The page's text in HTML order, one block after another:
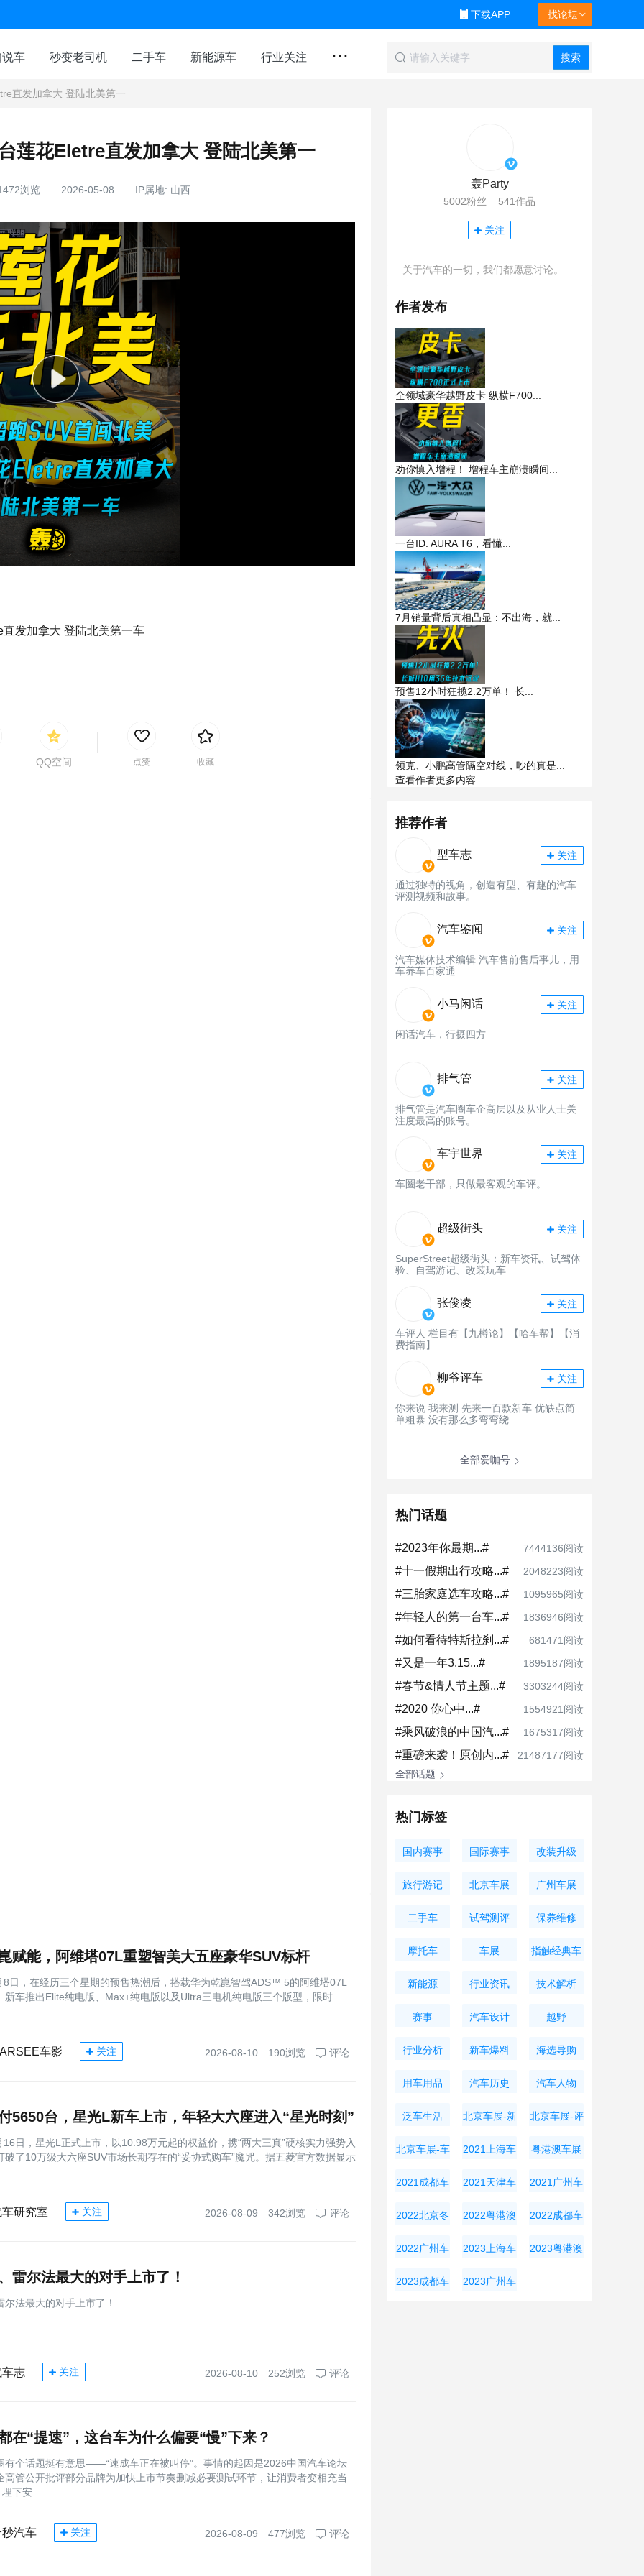
找论坛
下载APP
车 秒变老司机 二手车 新能源车 行业关注 ... 搜索
直发加拿大 登陆北美第一
莲花Eletre直发加拿大 登陆北美第一
浏览 2026-05-08 IP属地: 山西
发加拿大 登陆北美第一车
QQ空间 点赞 收藏
赋能，阿维塔07L重塑智美大五座豪华SUV标杆
8日，在经历三个星期的预售热潮后，搭载华为乾崑智驾ADS™ 5的阿维塔07L
新车推出Elite纯电版、Max+纯电版以及Ultra三电机纯电版三个版型，限时
车影 关注 2026-08-10 190浏览 评论
5650台，星光L新车上市，年轻大六座进入“星光时刻”
日，星光L正式上市，以10.98万元起的权益价，携“两大三真”硬核实力强势入
破了10万级大六座SUV市场长期存在的“妥协式购车”魔咒。据五菱官方数据显示
车研究室 关注 2026-08-09 342浏览 评论
雷尔法最大的对手上市了！
尔法最大的对手上市了！
车志 关注 2026-08-10 252浏览 评论
在“提速”，这台车为什么偏要“慢”下来？
有个话题挺有意思——“速成车正在被叫停”。事情的起因是2026中国汽车论坛
高管公开批评部分品牌为加快上市节奏删减必要测试环节，让消费者变相充当
埋下安
秒汽车 关注 2026-08-09 477浏览 评论
轰Party
5002粉丝 541作品
关注
关于汽车的一切，我们都愿意讨论。
作者发布
全领域豪华越野皮卡 纵横F700...
劝你慎入增程！ 增程车主崩溃瞬间...
一台ID. AURA T6，看懂...
7月销量背后真相凸显：不出海，就...
预售12小时狂揽2.2万单！ 长...
领克、小鹏高管隔空对线，吵的真是...
查看作者更多内容
推荐作者
型车志 关注
通过独特的视角，创造有型、有趣的汽车
评测视频和故事。
汽车鉴闻 关注
汽车媒体技术编辑 汽车售前售后事儿，用
车养车百家通
小马闲话 关注
闲话汽车，行摄四方
排气管 关注
排气管是汽车圈车企高层以及从业人士关
注度最高的账号。
车宇世界 关注
车圈老干部，只做最客观的车评。
超级街头 关注
SuperStreet超级街头：新车资讯、试驾体
验、自驾游记、改装玩车
张俊凌 关注
车评人 栏目有【九樽论】【哈车帮】【消
费指南】
柳爷评车 关注
你来说 我来测 先来一百款新车 优缺点简
单粗暴 没有那么多弯弯绕
全部爱咖号
热门话题
#2023年你最期...# 7444136阅读
#十一假期出行攻略...# 2048223阅读
#三胎家庭选车攻略...# 1095965阅读
#年轻人的第一台车...# 1836946阅读
#如何看待特斯拉刹...# 681471阅读
#又是一年3.15...# 1895187阅读
#春节&情人节主题...# 3303244阅读
#2020 你心中...# 1554921阅读
#乘风破浪的中国汽...# 1675317阅读
#重磅来袭！原创内...#
21487177阅读
全部话题
热门标签
国内赛事 国际赛事 改装升级
旅行游记 北京车展 广州车展
二手车 试驾测评 保养维修
摩托车 车展 指触经典车
新能源 行业资讯 技术解析
赛事 汽车设计 越野
行业分析 新车爆料 海选导购
用车用品 汽车历史 汽车人物
泛车生活 北京车展-新
车资讯
北京车展-评
测导购
北京车展-车
展周边
2021上海车 粤港澳车展
2021成都车
展
2021天津车
展
2021广州车
展
2022北京冬
奥会
2022粤港澳
大湾区车展
2022成都车
展
2022广州车
展
2023上海车
展
2023粤港澳
2023成都车 2023广州车